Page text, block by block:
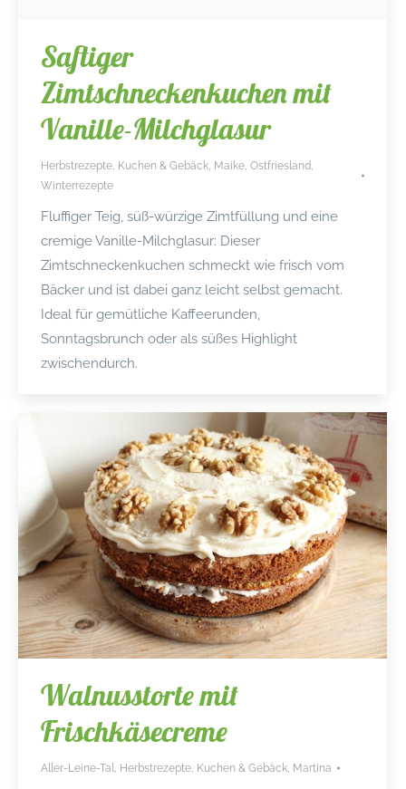
Saftiger
Zimtschneckenkuchen mit
Vanille-Milchglasur
Herbstrezepte, Kuchen & Gebäck, Maike, Ostfriesland,
Winterrezepte
Fluffiger Teig, süß-würzige Zimtfüllung und eine
cremige Vanille-Milchglasur: Dieser
Zimtschneckenkuchen schmeckt wie frisch vom
Bäcker und ist dabei ganz leicht selbst gemacht.
Ideal für gemütliche Kaffeerunden,
Sonntagsbrunch oder als süßes Highlight
zwischendurch.
Walnusstorte mit
Frischkäsecreme
Aller-Leine-Tal Herbstrezepte Kuchen & Gebäck Martina